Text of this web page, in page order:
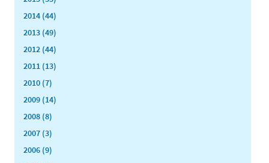
2014 (44)
2013 (49)
2012 (44)
2011 (13)
2010 (7)
2009 (14)
2008 (8)
2007 (3)
2006 (9)